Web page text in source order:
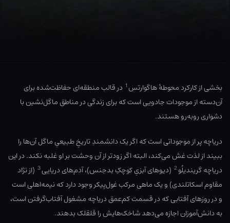
بخشی از کارکرد محوطهٔ هاگوارتس1 در قالب منطقه‌ای حفاظت‌شده برای
آن‌دسته از موجودات جادویی است که برای زندگی در مناطق ماگل‌نشین با
دشواری روبه‌رو هستند.
دریاچه پر از موجوداتی است که اگر یک دانشمندِ تاریخِ طبیعیِ ماگل آن‌ها را
ببیند از لذت غش می‌کند، البته اگر زودتر از آن وحشت بر او غلبه نکند. در این
دریاچه گریندیلُو2 (دیوهای آبزیِ کوچکِ بدجنس)، آدم‌های دریایی3 (از نژاد
مقاوم اسکاتلندی) و یک ماهی مرکب غول‌پیکر وجود دارد که نیمه‌اهلی است
و در روزهای آفتابی که در قسمت کم‌عمق دریاچه مشغول آفتاب‌گرفتن است،
به دانش‌آموزان اجازه می‌دهد شاخک‌هایش را قلقلک بدهند.